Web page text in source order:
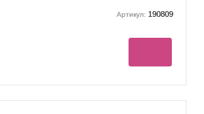
Артикул: 190809